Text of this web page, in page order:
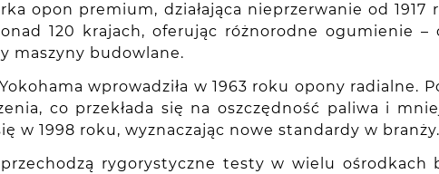
opon premium, działająca nieprzerwanie od
120 krajach, oferując różnorodne ogumienie
maszyny budowlane.
wprowadziła w 1963 roku opony radialne.
co przekłada się na oszczędność paliwa i
w 1998 roku, wyznaczając nowe standardy w branży.
rygorystyczne testy w wielu ośrodkach